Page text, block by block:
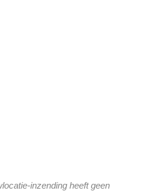
inzending heeft geen